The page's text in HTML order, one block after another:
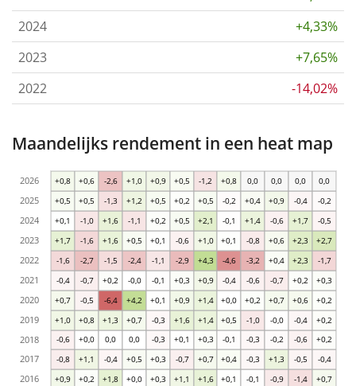
2024
+4,33%
2023
+7,65%
2022
-14,02%
Maandelijks rendement in een heat map
+0,9 +0,2 +1,8 +0,0 +0,3 +1,1 +1,6 +0,1 -0,1 -0,9 -1,4 +0,7
-0,8 +1,1 -0,4 +0,5 +0,3 -0,7 +0,7 +0,4 -0,3 +1,3 -0,5 -0,4
-0,6 +0,0 0,0 0,0 -0,3 +0,1 +0,3 -0,1 -0,3 -0,2 -0,6 +0,2
+1,0 +0,8 +1,3 +0,7 -0,3 +1,6 +1,4 +0,5 -1,0 -0,0 -0,4 +0,2
+0,7 -0,5 -6,4 +4,2 +0,1 +0,9 +1,4 +0,0 +0,2 +0,7 +0,6 +0,2
-0,4 -0,7 +0,2 -0,0 -0,1 +0,3 +0,9 -0,4 -0,6 -0,7 +0,2 +0,3
-1,6 -2,7 -1,5 -2,4 -1,1 -2,9 +4,3 -4,6 -3,2 +0,4 +2,3 -1,7
+1,7 -1,6 +1,6 +0,5 +0,1 -0,6 +1,0 +0,1 -0,8 +0,6 +2,3 +2,7
+0,1 -1,0 +1,6 -1,1 +0,2 +0,5 +2,1 -0,1 +1,4 -0,6 +1,7 -0,5
+0,5 +0,5 -1,3 +1,2 +0,5 +0,2 +0,5 -0,2 +0,4 +0,9 -0,4 -0,2
+0,8 +0,6 -2,6 +1,0 +0,9 +0,5 -1,2 +0,8 0,0 0,0 0,0 0,0
2016
2017
2018
2019
2020
2021
2022
2023
2024
2025
2026